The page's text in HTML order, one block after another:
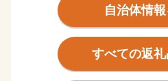
また、JR高崎線神保原駅や
あり、交通も非常に便利な場
ウンとしても住宅街が形成さ
は関越自動車道上里スマート
自治体情
すべての返